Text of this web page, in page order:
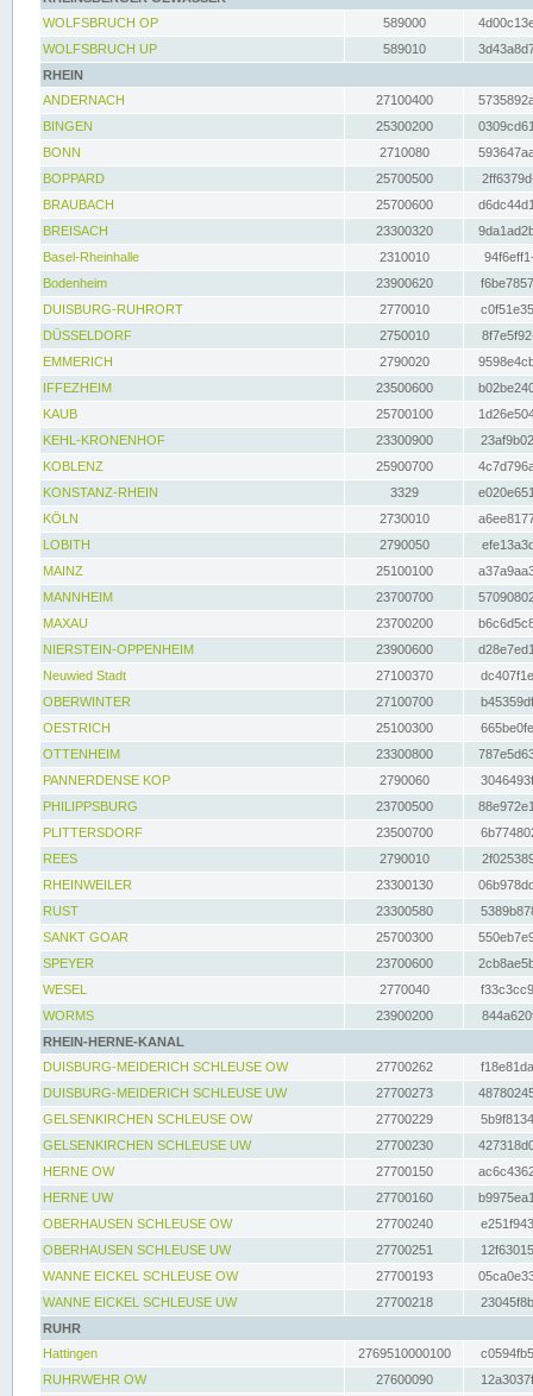
WOLFSBRUCH OP
589000
WOLFSBRUCH UP
589010
RHEIN
ANDERNACH
27100400
BINGEN
25300200
BONN
2710080
BOPPARD
25700500
BRAUBACH
25700600
BREISACH
23300320
Basel-Rheinhalle
2310010
Bodenheim
23900620
DUISBURG-RUHRORT
2770010
DÜSSELDORF
2750010
EMMERICH
2790020
IFFEZHEIM
23500600
KAUB
25700100
KEHL-KRONENHOF
23300900
KOBLENZ
25900700
KONSTANZ-RHEIN
3329
KÖLN
2730010
LOBITH
2790050
MAINZ
25100100
MANNHEIM
23700700
MAXAU
23700200
NIERSTEIN-OPPENHEIM
23900600
Neuwied Stadt
27100370
OBERWINTER
27100700
OESTRICH
25100300
OTTENHEIM
23300800
PANNERDENSE KOP
2790060
PHILIPPSBURG
23700500
PLITTERSDORF
23500700
REES
2790010
RHEINWEILER
23300130
RUST
23300580
SANKT GOAR
25700300
SPEYER
23700600
WESEL
2770040
WORMS
23900200
RHEIN-HERNE-KANAL
DUISBURG-MEIDERICH SCHLEUSE OW
27700262
DUISBURG-MEIDERICH SCHLEUSE UW
27700273
GELSENKIRCHEN SCHLEUSE OW
27700229
GELSENKIRCHEN SCHLEUSE UW
27700230
HERNE OW
27700150
HERNE UW
27700160
OBERHAUSEN SCHLEUSE OW
27700240
OBERHAUSEN SCHLEUSE UW
27700251
WANNE EICKEL SCHLEUSE OW
27700193
WANNE EICKEL SCHLEUSE UW
27700218
RUHR
Hattingen
2769510000100
RUHRWEHR OW
27600090